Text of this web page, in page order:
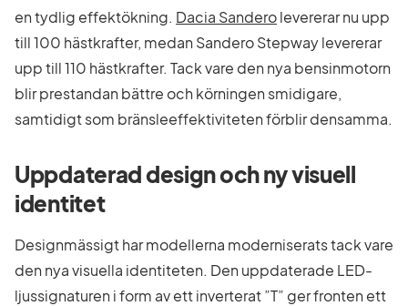
en tydlig effektökning. Dacia Sanderolevererar nu upp
till 100 hästkrafter, medan Sandero Stepway levererar
upp till 110 hästkrafter. Tack vare den nya bensinmotorn
blir prestandan bättre och körningen smidigare,
samtidigt som bränsleeffektiviteten förblir densamma.
Uppdaterad design och ny visuell
identitet
Designmässigt har modellerna moderniserats tack vare
den nya visuella identiteten. Den uppdaterade LED-
ljussignaturen i form av ett inverterat ”T” ger fronten ett